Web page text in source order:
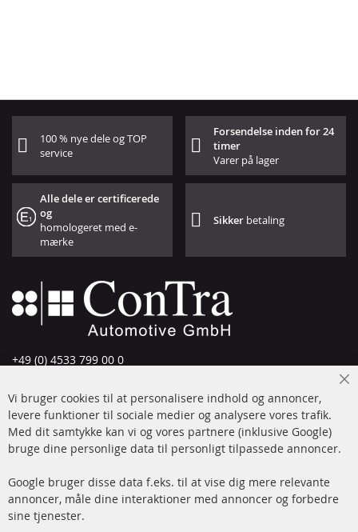
100 % nye dele og TOP
service
Forsendelse inden for 24
timer
Varer på lager
Alle dele er certificerede
og
homologeret med e-
mærke
Sikker betaling
+49 (0) 4533 799 00 0
info@contra-automotive.de
www.contra-automotive.de
Facebook
Instagram
Hurtige links
Dieselpartikelfilter (DPF)
Kundeservice
Betalingsmetoder
Vi bruger cookies til at personalisere indhold og annoncer,
levere funktioner til sociale medier og analysere vores trafik.
Med dit samtykke kan vi og vores partnere (inklusive Google)
bruge dine personlige data til personligt tilpassede annoncer.
Google bruger disse data f.eks. til at vise dig mere relevante
annoncer, måle dine interaktioner med annoncer og forbedre
sine tjenester.